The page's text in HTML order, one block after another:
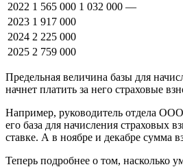
2022 1 565 000 1 032 000 —
2023 1 917 000
2024 2 225 000
2025 2 759 000
Предельная величина базы для
начнет платить за него страховые
Например, руководитель отдела ООО
его база для начисления страховых
ставке. А в ноябре и декабре сумма
Теперь подробнее о том, насколько